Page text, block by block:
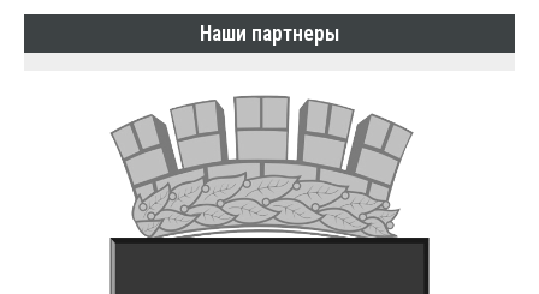
Наши партнеры